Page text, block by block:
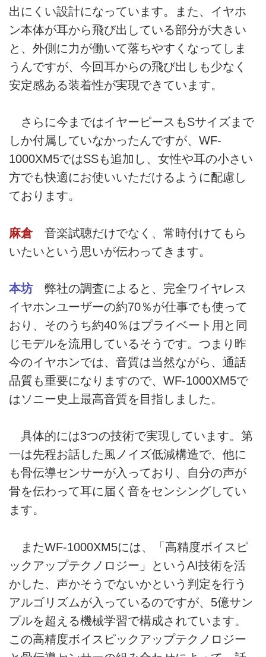
出にくい設計になっています。また、イヤホ
ン本体が耳から飛び出している部分が大きい
と、外側に力が働いて落ちやすくなってしま
うんですが、今回耳からの飛び出しも少なく
安定感ある装着性が実現できています。
さらに今まではイヤーピースもSサイズまで
しか付属していなかったんですが、WF-
1000XM5ではSSも追加し、女性や耳の小さい
方でも快適にお使いいただけるように配慮し
ております。
麻倉音楽試聴だけでなく、常時付けてもら
いたいという思いが伝わってきます。
本坊 弊社の調査によると、完全ワイヤレス
イヤホンユーザーの約70％が仕事でも使って
おり、そのうち約40％はプライベート用と同
じモデルを流用しているそうです。つまり昨
今のイヤホンでは、音質は当然ながら、通話
品質も重要になりますので、WF-1000XM5で
はソニー史上最高音質を目指しました。
具体的には3つの技術で実現しています。第
一は先程お話した風ノイズ低減構造で、他に
も骨伝導センサーが入っており、自分の声が
骨を伝わって耳に届く音をセンシングしてい
ます。
またWF-1000XM5には、「高精度ボイスピ
ックアップテクノロジー」というAI技術を活
かした、声かそうでないかという判定を行う
アルゴリズムが入っているのですが、5億サン
プルを超える機械学習で構成されています。
この高精度ボイスピックアップテクノロジー